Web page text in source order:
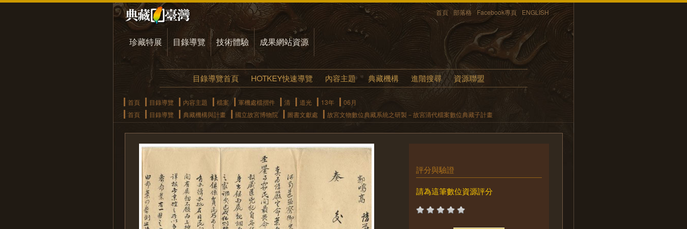
首頁 部落格 Facebook專頁 ENGLISH
珍藏特展 目錄導覽 技術體驗 成果網站資源
目錄導覽首頁 HOTKEY快速導覽 內容主題 典藏機構 進階搜尋 資源聯盟
首頁 目錄導覽 內容主題 檔案 軍機處檔摺件 清 道光 13年
06月
首頁
目錄導覽 典藏機構與計畫 國立故宮博物院 圖書文獻處 故宮文物數位典藏系統之研製－故宮清代檔案數位典藏子計畫
評分與驗證
請為這筆數位資源評分